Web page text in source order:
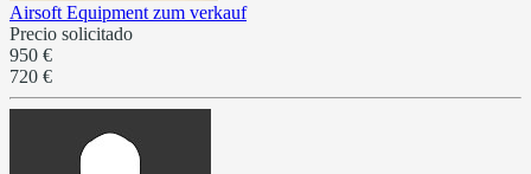
Airsoft Equipment zum verkauf
Precio solicitado
950 €
720 €